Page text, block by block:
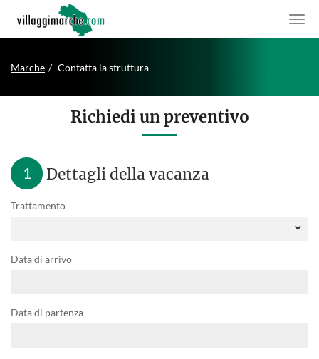
Marche Contatta la struttura
Richiedi un preventivo
1 Dettagli della vacanza
Trattamento
Data di arrivo
Data di partenza